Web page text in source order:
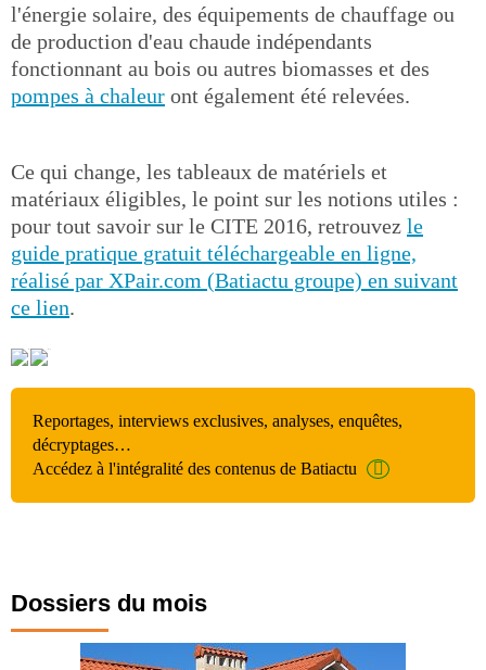
l'énergie solaire, des équipements de chauffage ou
de production d'eau chaude indépendants
fonctionnant au bois ou autres biomasses et des
pompes à chaleur ont également été relevées.
Ce qui change, les tableaux de matériels et
matériaux éligibles, le point sur les notions utiles :
pour tout savoir sur le CITE 2016, retrouvez le
guide pratique gratuit téléchargeable en ligne,
réalisé par XPair.com (Batiactu groupe) en suivant
ce lien.
Reportages, interviews exclusives, analyses, enquêtes,
décryptages…
Accédez à l'intégralité des contenus de Batiactu
Dossiers du mois